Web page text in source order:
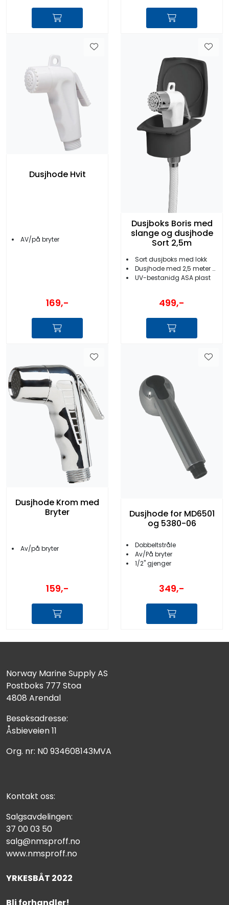
Dusjhode Hvit
AV/på bryter
169,-
Dusjboks Boris med
slange og dusjhode
Sort 2,5m
Sort dusjboks med lokk
Dusjhode med 2,5 meter slange
UV-bestanidg ASA plast
499,-
Dusjhode Krom med
Bryter
Av/på bryter
159,-
Dusjhode for MD6501
og 5380-06
Dobbeltstråle
Av/På bryter
1/2'' gjenger
349,-
Norway Marine Supply AS
Postboks 777 Stoa
4808 Arendal
Besøksadresse:
Åsbieveien 11
Org. nr: N0 934608143MVA
Kontakt oss:
Salgsavdelingen:
37 00 03 50
salg@nmsproff.no
www.nmsproff.no
YRKESBÅT 2022